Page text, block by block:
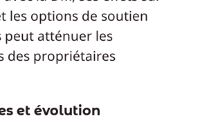
les options de soutien
peut atténuer les
des propriétaires
et évolution